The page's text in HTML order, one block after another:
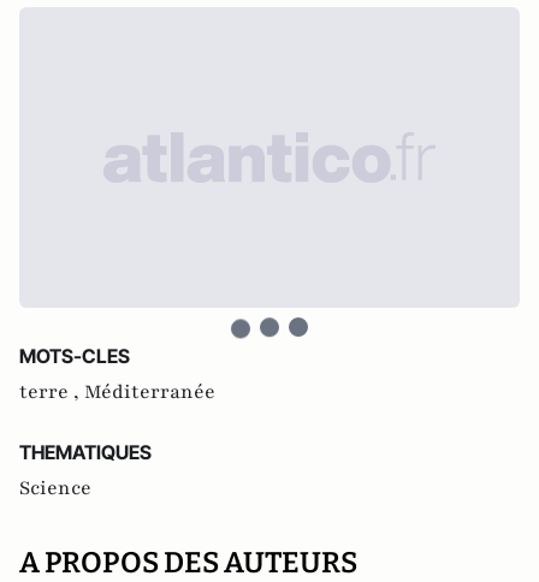
MOTS-CLES
terre , Méditerranée
THEMATIQUES
Science
A PROPOS DES AUTEURS